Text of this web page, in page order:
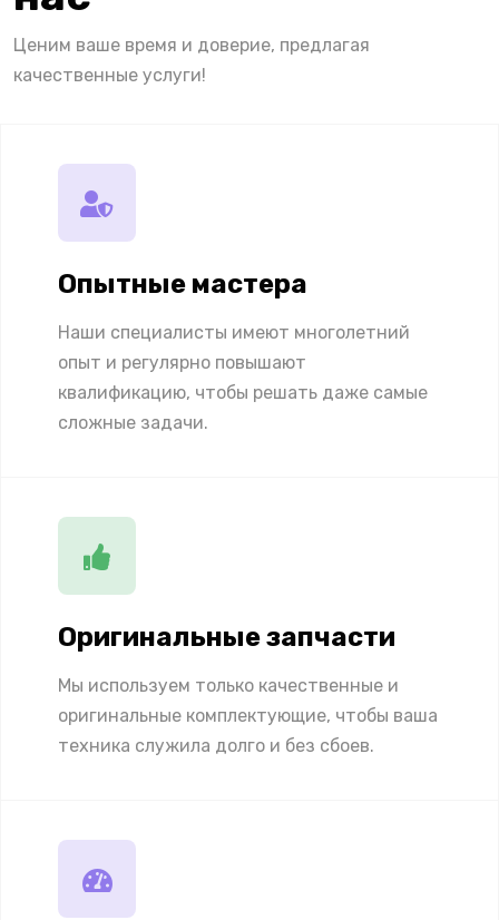
Ценим ваше время и доверие, предлагая
качественные услуги!
Опытные мастера
Наши специалисты имеют многолетний
опыт и регулярно повышают
квалификацию, чтобы решать даже самые
сложные задачи.
Оригинальные запчасти
Мы используем только качественные и
оригинальные комплектующие, чтобы ваша
техника служила долго и без сбоев.